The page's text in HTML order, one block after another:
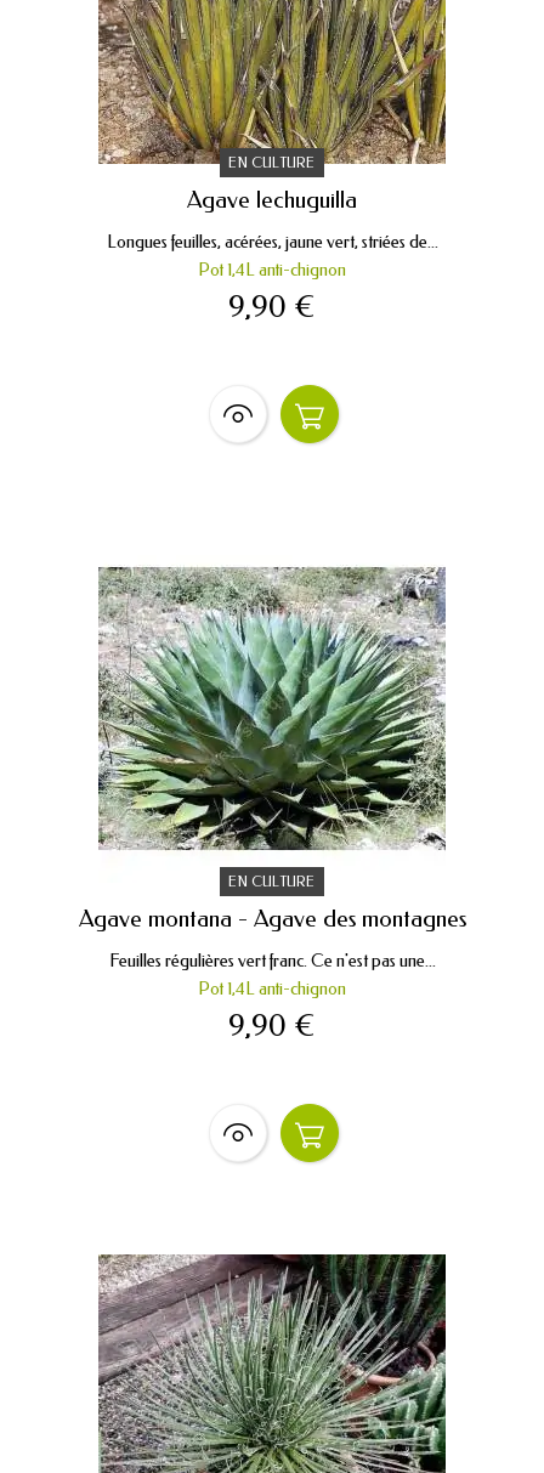
EN CULTURE
Agave lechuguilla
Longues feuilles, acérées, jaune vert, striées de...
Pot 1,4L anti-chignon
9,90 €
EN CULTURE
Agave montana - Agave des montagnes
Feuilles régulières vert franc. Ce n'est pas une...
Pot 1,4L anti-chignon
9,90 €